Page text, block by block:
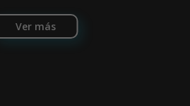
Ver más